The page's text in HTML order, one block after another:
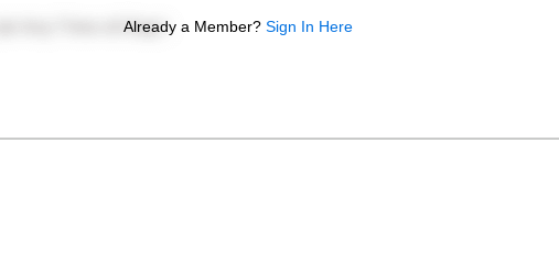
Already a Member? Sign In Here